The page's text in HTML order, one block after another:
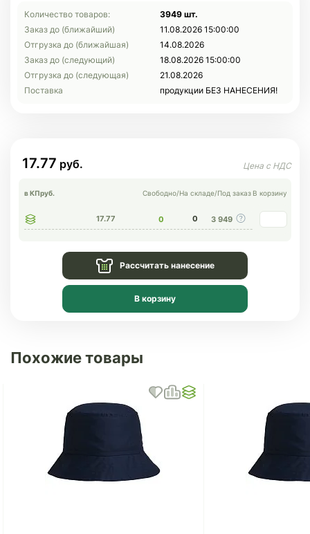
Количество товаров:
3949 шт.
Заказ до (ближайший)
11.08.2026 15:00:00
Отгрузка до (ближайшая)
14.08.2026
Заказ до (следующий)
18.08.2026 15:00:00
Отгрузка до (следующая)
21.08.2026
Поставка
продукции БЕЗ НАНЕСЕНИЯ!
17.77
в КПруб. Свободно/На складе/Под заказ В корзину
17.77 0 0 3 949
Рассчитать нанесение
В корзину
Похожие товары